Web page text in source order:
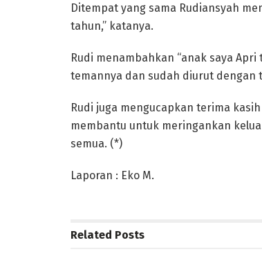
Ditempat yang sama Rudiansyah
tahun,” katanya.
Rudi menambahkan “anak saya
temannya dan sudah diurut dengan
Rudi juga mengucapkan terima
membantu untuk meringankan
semua. (*)
Laporan : Eko M.
Related Posts